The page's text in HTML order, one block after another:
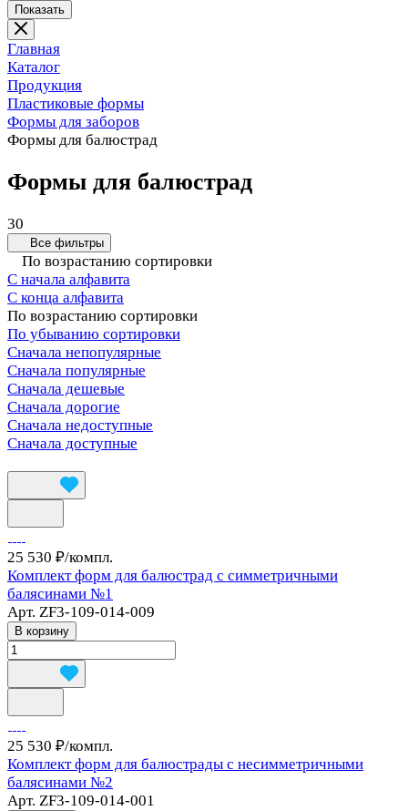
Показать
Главная
Каталог
Продукция
Пластиковые формы
Формы для заборов
Формы для балюстрад
Формы для балюстрад
30
Все фильтры
По возрастанию сортировки
С начала алфавита
С конца алфавита
По возрастанию сортировки
По убыванию сортировки
Сначала непопулярные
Сначала популярные
Сначала дешевые
Сначала дорогие
Сначала недоступные
Сначала доступные
25 530 ₽/компл.
Комплект форм для балюстрад с симметричными
балясинами №1
Арт. ZF3-109-014-009
В корзину
25 530 ₽/компл.
Комплект форм для балюстрады с несимметричными
балясинами №2
Арт. ZF3-109-014-001